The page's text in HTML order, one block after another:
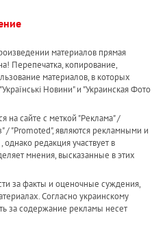
материалов прямая
Перепечатка, копирование,
материалов, в которых
Новини" и "Украинская Фото
на сайте с меткой "Реклама" /
/ "Promoted", являются рекламными и
редакция участвует в
мнения, высказанные в этих
за факты и оценочные суждения,
Согласно украинскому
за содержание рекламы несет